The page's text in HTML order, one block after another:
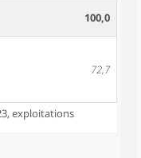
100,0
72,7
exploitations